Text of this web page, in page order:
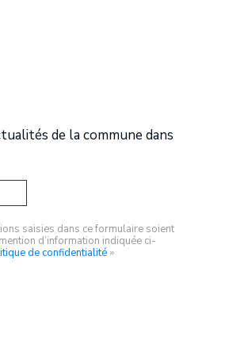
de la commune dans
saisies dans ce formulaire soient
d’information indiquée ci-
de confidentialité»